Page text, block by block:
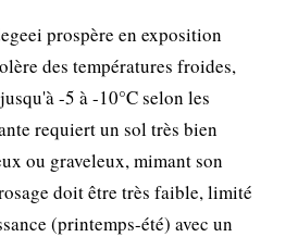
prospère en exposition
des températures froides,
-5 à -10°C selon les
requiert un sol très bien
ou graveleux, mimant son
doit être très faible, limité
(printemps-été) avec un